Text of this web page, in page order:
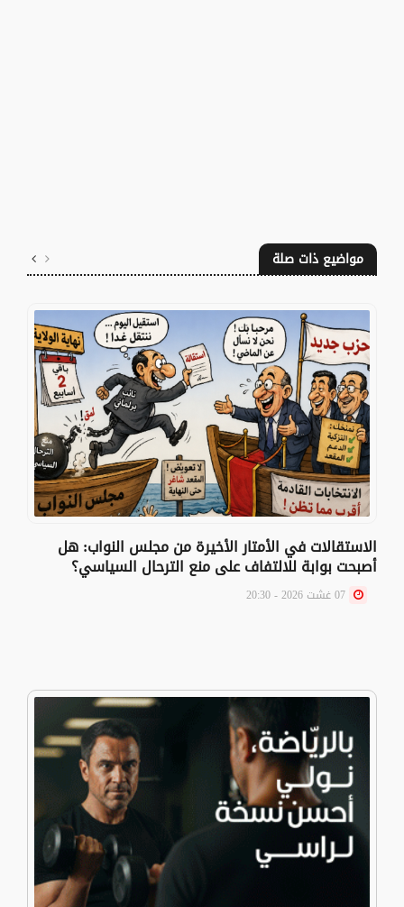
مواضيع ذات صلة
الاستقالات في الأمتار الأخيرة من مجلس النواب: هل
أصبحت بوابة للالتفاف على منع الترحال السياسي؟